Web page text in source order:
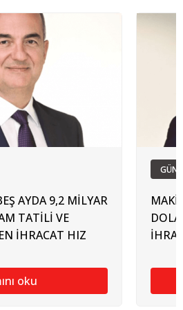
AYDA 9,2 MİLYAR
TATİLİ VE
İHRACAT HIZ
oku